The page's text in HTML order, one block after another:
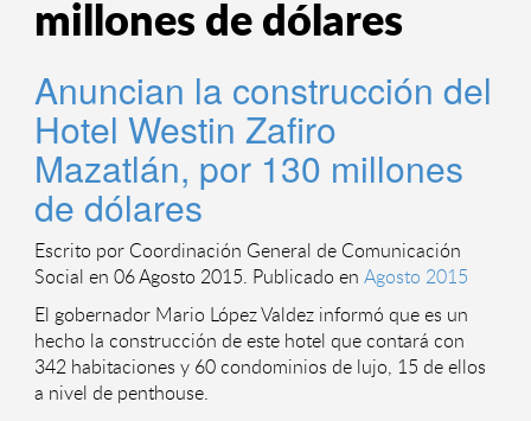
millones de dólares
Anuncian la construcción del
Hotel Westin Zafiro
Mazatlán, por 130 millones
de dólares
Escrito por Coordinación General de Comunicación
Social en 06 Agosto 2015 . Publicado en Agosto 2015
El gobernador Mario López Valdez informó que es un
hecho la construcción de este hotel que contará con
342 habitaciones y 60 condominios de lujo, 15 de ellos
a nivel de penthouse.